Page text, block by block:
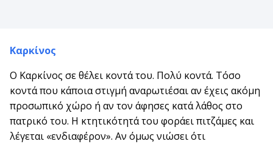
Καρκίνος
Ο Καρκίνος σε θέλει κοντά του. Πολύ κοντά. Τόσο
κοντά που κάποια στιγμή αναρωτιέσαι αν έχεις ακόμη
προσωπικό χώρο ή αν τον άφησες κατά λάθος στο
πατρικό του. Η κτητικότητά του φοράει πιτζάμες και
λέγεται «ενδιαφέρον». Αν όμως νιώσει ότι